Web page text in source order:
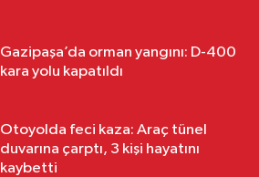
Gazipaşa’da orman yangını: D-400
kara yolu kapatıldı
Otoyolda feci kaza: Araç tünel
duvarına çarptı, 3 kişi hayatını
kaybetti